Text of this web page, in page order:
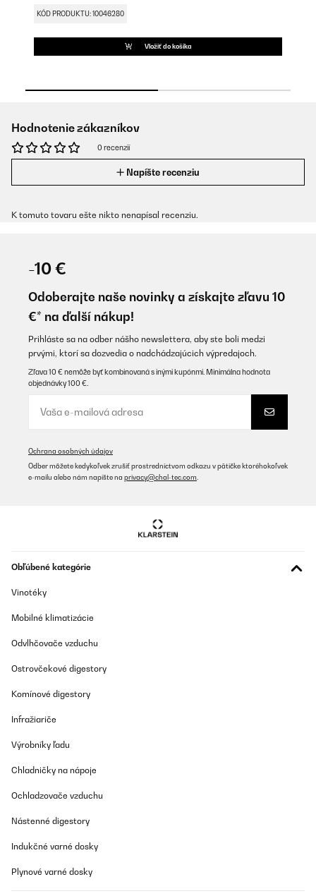
KÓD PRODUKTU: 10046280
Vložiť do košíka
Hodnotenie zákazníkov
0 recenzií
Napíšte recenziu
K tomuto tovaru ešte nikto nenapísal recenziu.
-10 €
Odoberajte naše novinky a získajte zľavu 10
€* na ďalší nákup!
Prihláste sa na odber nášho newslettera, aby ste boli medzi
prvými, ktorí sa dozvedia o nadchádzajúcich výpredajoch.
Zľava 10 € nemôže byť kombinovaná s inými kupónmi. Minimálna hodnota
objednávky 100 €.
Ochrana osobných údajov
Odber môžete kedykoľvek zrušiť prostredníctvom odkazu v pätičke ktoréhokoľvek
e-mailu alebo nám napíšte na privacy@chal-tec.com
Obľúbené kategórie
Vinotéky
Mobilné klimatizácie
Odvlhčovače vzduchu
Ostrovčekové digestory
Komínové digestory
Infražiariče
Výrobníky ľadu
Chladničky na nápoje
Ochladzovače vzduchu
Nástenné digestory
Indukčné varné dosky
Plynové varné dosky